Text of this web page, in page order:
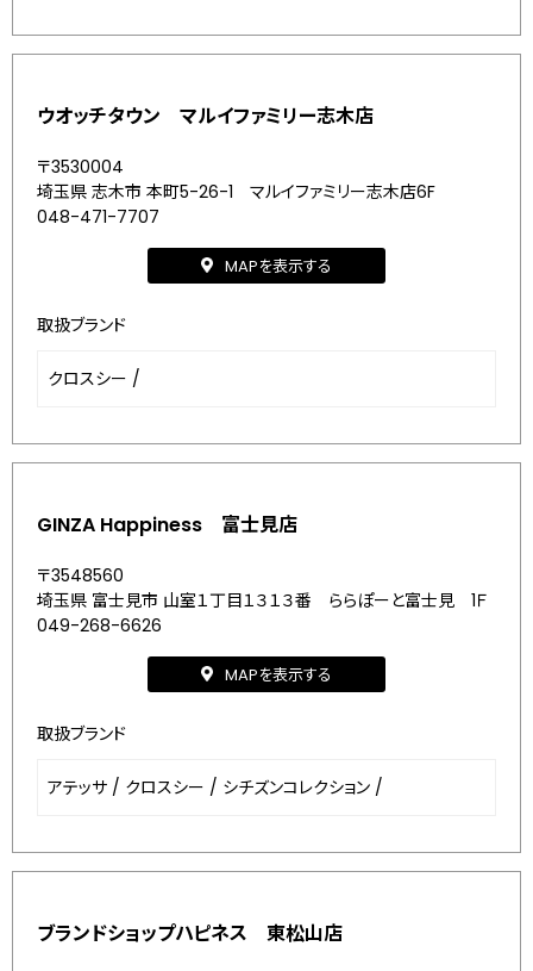
ウオッチタウン マルイファミリー志木店
〒3530004
埼玉県 志木市 本町5-26-1 マルイファミリー志木店6F
048-471-7707
MAPを表示する
取扱ブランド
クロスシー /
GINZA Happiness 富士見店
〒3548560
埼玉県 富士見市 山室１丁目１３１３番 ららぽーと富士見 1Ｆ
049-268-6626
MAPを表示する
取扱ブランド
アテッサ / クロスシー / シチズンコレクション /
ブランドショップハピネス 東松山店